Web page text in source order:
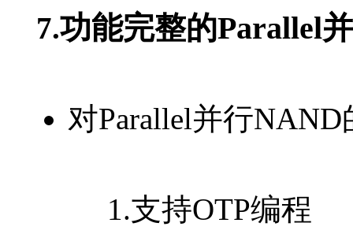
7.功能完整的Parallel
对Parallel并行
1.支持OTP编程